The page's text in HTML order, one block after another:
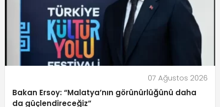
07 Ağustos 2026
Bakan Ersoy: “Malatya’nın görünürlüğünü daha
da güçlendireceğiz”